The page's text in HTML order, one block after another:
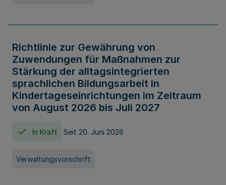
Richtlinie zur Gewährung von
Zuwendungen für Maßnahmen zur
Stärkung der alltagsintegrierten
sprachlichen Bildungsarbeit in
Kindertageseinrichtungen im Zeitraum
von August 2026 bis Juli 2027
In Kraft Seit 20. Juni 2026
Verwaltungsvorschrift